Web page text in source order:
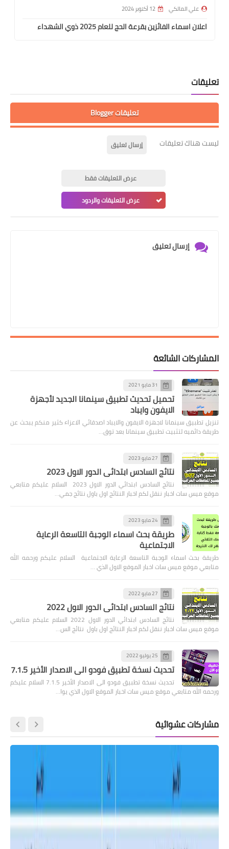
علي المالكي 12 أكتوبر 2024
اعلان اسماء الفائزين بقرعة الحج للعام 2025 ذوي الشهداء
تعليقات
تعليقات Blogger
ليست هناك تعليقات إرسال تعليق
عرض التعليقات فقط
عرض التعليقات والردود
إرسال تعليق
المشاركات الشائعة
31 مايو 2021
تحميل تحديث تطبيق سينمانا الجديد لأجهزة
الايفون وايباد
تنزيل تطبيق سينمانا لاجهزة الايفون والايباد اصدقائي الاعزاء كثير منكم يبحث عن
طريقة دائميه لتثبيت تطبيق سينمانا بعد توق…
27 مايو 2023
نتائج السادس ابتدائي الدور الاول 2023
نتائج السادس ابتدائي الدور الاول 2023 السلام عليكم متابعي
موقع ميس سات اخبار ننقل لكم اخبار النتائج اول باول نتائج جمي…
24 مايو 2023
طريقة بحث اسماء الوجبة التاسعة الرعاية
الاجتماعية
طريقة بحث اسماء الوجبة التاسعة الرعاية الاجتماعية السلام عليكم ورحمه الله
متابعي موقع ميس سات اخبار الموقع الاول الذي …
27 مايو 2022
نتائج السادس ابتدائي الدور الاول 2022
نتائج السادس ابتدائي الدور الاول 2022 السلام عليكم متابعي
موقع ميس سات اخبار ننقل لكم اخبار النتائج اول باول نتائج الس…
25 يوليو 2022
تحديث نسخة تطبيق فودو الى الاصدار الأخير 7.1.5
تحديث نسخة تطبيق فودو الى الاصدار الأخير 7.1.5 السلام عليكم
ورحمه الله متابعي موقع ميس سات اخبار الموقع الاول الذي يوا…
مشاركات عشوائية